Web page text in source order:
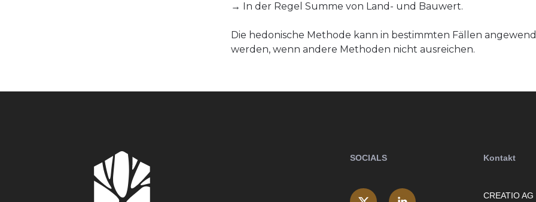
→ In der Regel Summe von Land- und Bauwert.
Die hedonische Methode kann in bestimmten Fällen
werden, wenn andere Methoden nicht ausreichen.
SOCIALS Kontakt
CREATIO AG